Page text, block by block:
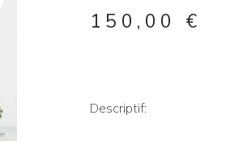
150,00 €
Descriptif: